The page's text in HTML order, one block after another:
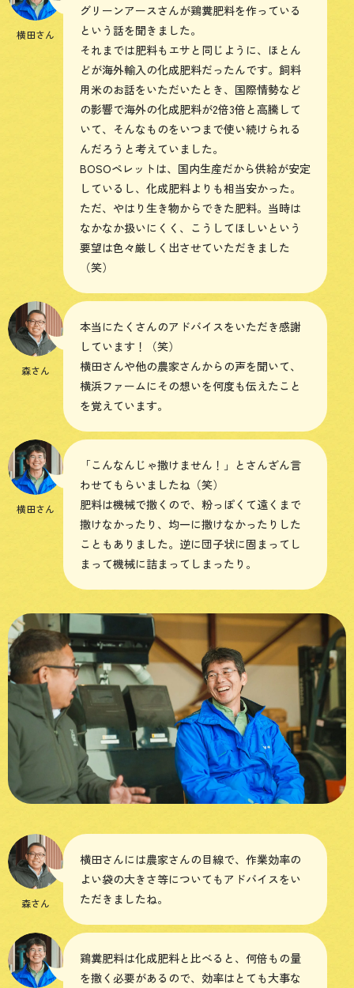
横田さん
グリーンアースさんが鶏糞肥料を作っている
という話を聞きました。
それまでは肥料もエサと同じように、ほとん
どが海外輸入の化成肥料だったんです。飼料
用米のお話をいただいたとき、国際情勢など
の影響で海外の化成肥料が2倍3倍と高騰して
いて、そんなものをいつまで使い続けられる
んだろうと考えていました。
BOSOペレットは、国内生産だから供給が安定
しているし、化成肥料よりも相当安かった。
ただ、やはり生き物からできた肥料。当時は
なかなか扱いにくく、こうしてほしいという
要望は色々厳しく出させていただきました
（笑）
森さん
本当にたくさんのアドバイスをいただき感謝
しています！（笑）
横田さんや他の農家さんからの声を聞いて、
横浜ファームにその想いを何度も伝えたこと
を覚えています。
横田さん
「こんなんじゃ撒けません！」とさんざん言
わせてもらいましたね（笑）
肥料は機械で撒くので、粉っぽくて遠くまで
撒けなかったり、均一に撒けなかったりした
こともありました。逆に団子状に固まってし
まって機械に詰まってしまったり。
森さん
横田さんには農家さんの目線で、作業効率の
よい袋の大きさ等についてもアドバイスをい
ただきましたね。
鶏糞肥料は化成肥料と比べると、何倍もの量
を撒く必要があるので、効率はとても大事な